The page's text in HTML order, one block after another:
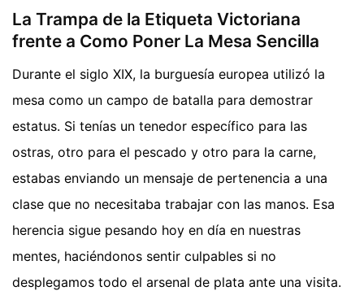
La Trampa de la Etiqueta Victoriana
frente a Como Poner La Mesa Sencilla
Durante el siglo XIX, la burguesía europea utilizó la
mesa como un campo de batalla para demostrar
estatus. Si tenías un tenedor específico para las
ostras, otro para el pescado y otro para la carne,
estabas enviando un mensaje de pertenencia a una
clase que no necesitaba trabajar con las manos. Esa
herencia sigue pesando hoy en día en nuestras
mentes, haciéndonos sentir culpables si no
desplegamos todo el arsenal de plata ante una visita.